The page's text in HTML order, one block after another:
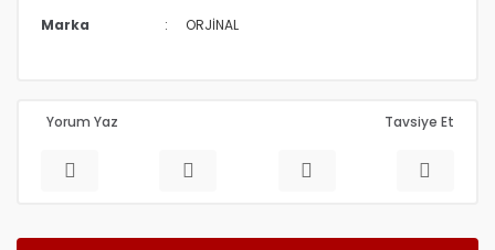
Marka ORJİNAL
Yorum Yaz Tavsiye Et